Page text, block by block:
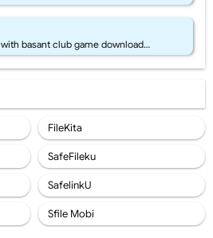
basant club game download…
FileKita
SafeFileku
SafelinkU
Sfile Mobi